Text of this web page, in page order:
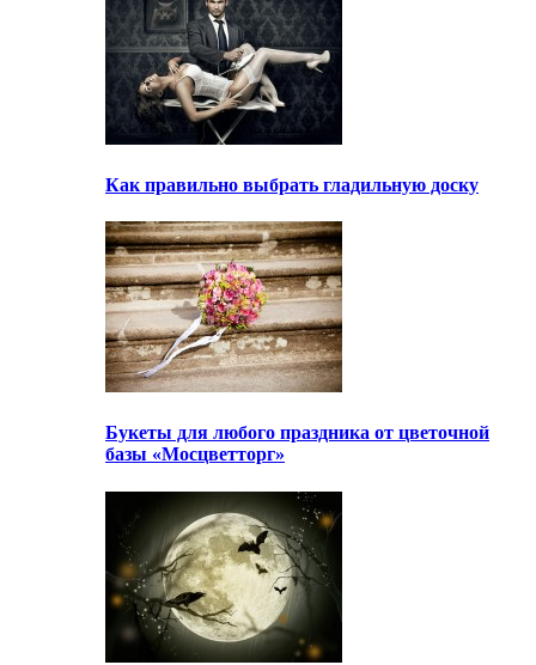
Как правильно выбрать гладильную доску
Букеты для любого праздника от цветочной
базы «Мосцветторг»